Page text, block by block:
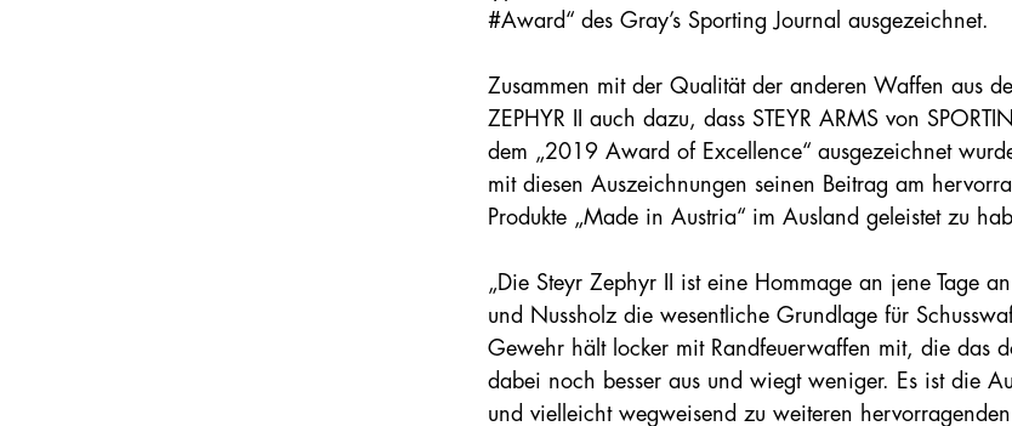
#Award“ des Gray’s Sporting Journal ausgezeichnet.
Zusammen mit der Qualität der anderen Waffen aus
ZEPHYR II auch dazu, dass STEYR ARMS von
dem „2019 Award of Excellence“ ausgezeichnet
mit diesen Auszeichnungen seinen Beitrag am
Produkte „Made in Austria“ im Ausland geleistet zu
„Die Steyr Zephyr II ist eine Hommage an jene Tage
und Nussholz die wesentliche Grundlage für
Gewehr hält locker mit Randfeuerwaffen mit, die das
dabei noch besser aus und wiegt weniger. Es ist die
und vielleicht wegweisend zu weiteren hervorragenden